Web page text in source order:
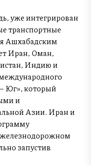
уже интегрирован
транспортные
Ашхабадским
Иран, Оман,
Индию и
Юг», который
и
Азии. Иран и
железнодорожном
запустив